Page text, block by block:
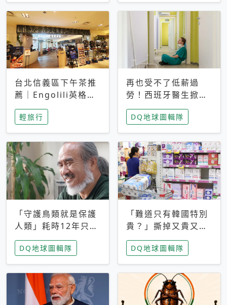
台北信義區下午茶推
薦｜Engolili英格莉
莉統一時代店，花園
秘境雙人套餐必拍熔
岩鬆餅塔
輕旅行
再也受不了低薪過
勞！西班牙醫生掀罷
工潮、近四成護理師
想離職 但外國醫生
能解決問題嗎？
DQ地球圖輯隊
「守護鳥類就是保護
人類」耗時12年只為
追尋台灣最稀有的猛
禽 專訪《飛吧！熊
鷹》導演梁皆得
DQ地球圖輯隊
「難道只有韓國特別
貴？」撕掉又貴又難
用標籤，南韓2026推
公共衛生棉全面免費
DQ地球圖輯隊